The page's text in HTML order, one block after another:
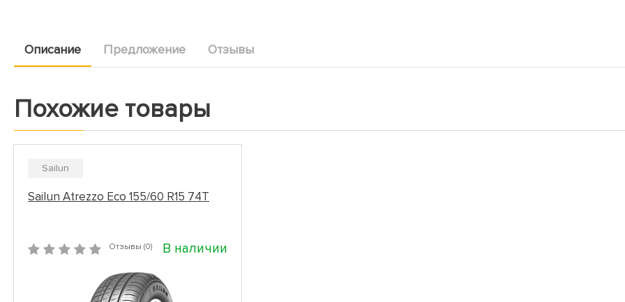
Описание Предложение Отзывы
Похожие товары
Sailun
Sailun Atrezzo Eco 155/60 R15 74T
Отзывы (0) В наличии